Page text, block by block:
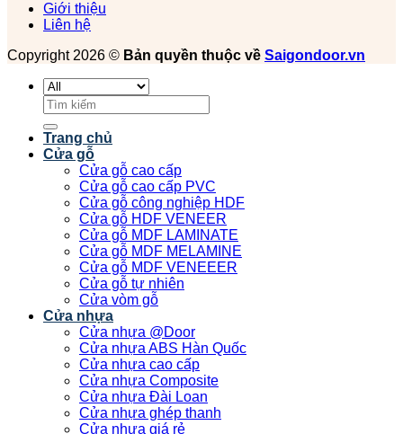
Giới thiệu
Liên hệ
Copyright 2026 © Bản quyền thuộc về Saigondoor.vn
Tìm
kiếm:
Trang chủ
Cửa gỗ
Cửa gỗ cao cấp
Cửa gỗ cao cấp PVC
Cửa gỗ công nghiệp HDF
Cửa gỗ HDF VENEER
Cửa gỗ MDF LAMINATE
Cửa gỗ MDF MELAMINE
Cửa gỗ MDF VENEEER
Cửa gỗ tự nhiên
Cửa vòm gỗ
Cửa nhựa
Cửa nhựa @Door
Cửa nhựa ABS Hàn Quốc
Cửa nhựa cao cấp
Cửa nhựa Composite
Cửa nhựa Đài Loan
Cửa nhựa ghép thanh
Cửa nhựa giá rẻ